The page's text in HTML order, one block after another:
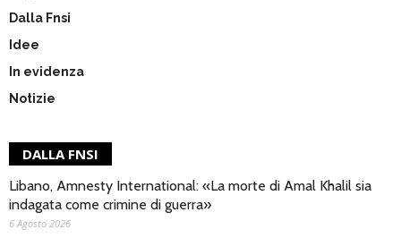
Dalla Fnsi
Idee
In evidenza
Notizie
DALLA FNSI
Libano, Amnesty International: «La morte di Amal Khalil sia
indagata come crimine di guerra»
6 Agosto 2026